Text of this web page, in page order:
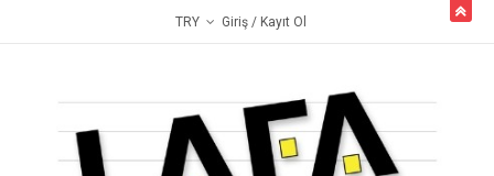
TRY Giriş / Kayıt Ol